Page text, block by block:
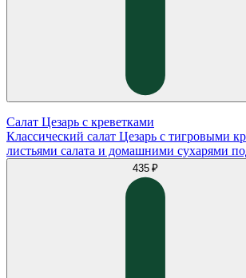
Салат Цезарь с креветками
Классический салат Цезарь с тигровыми
листьями салата и домашними сухарями
435 ₽